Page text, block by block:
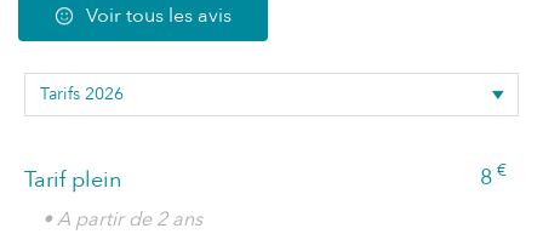
Voir tous les avis
Tarif plein 8 €
• A partir de 2 ans